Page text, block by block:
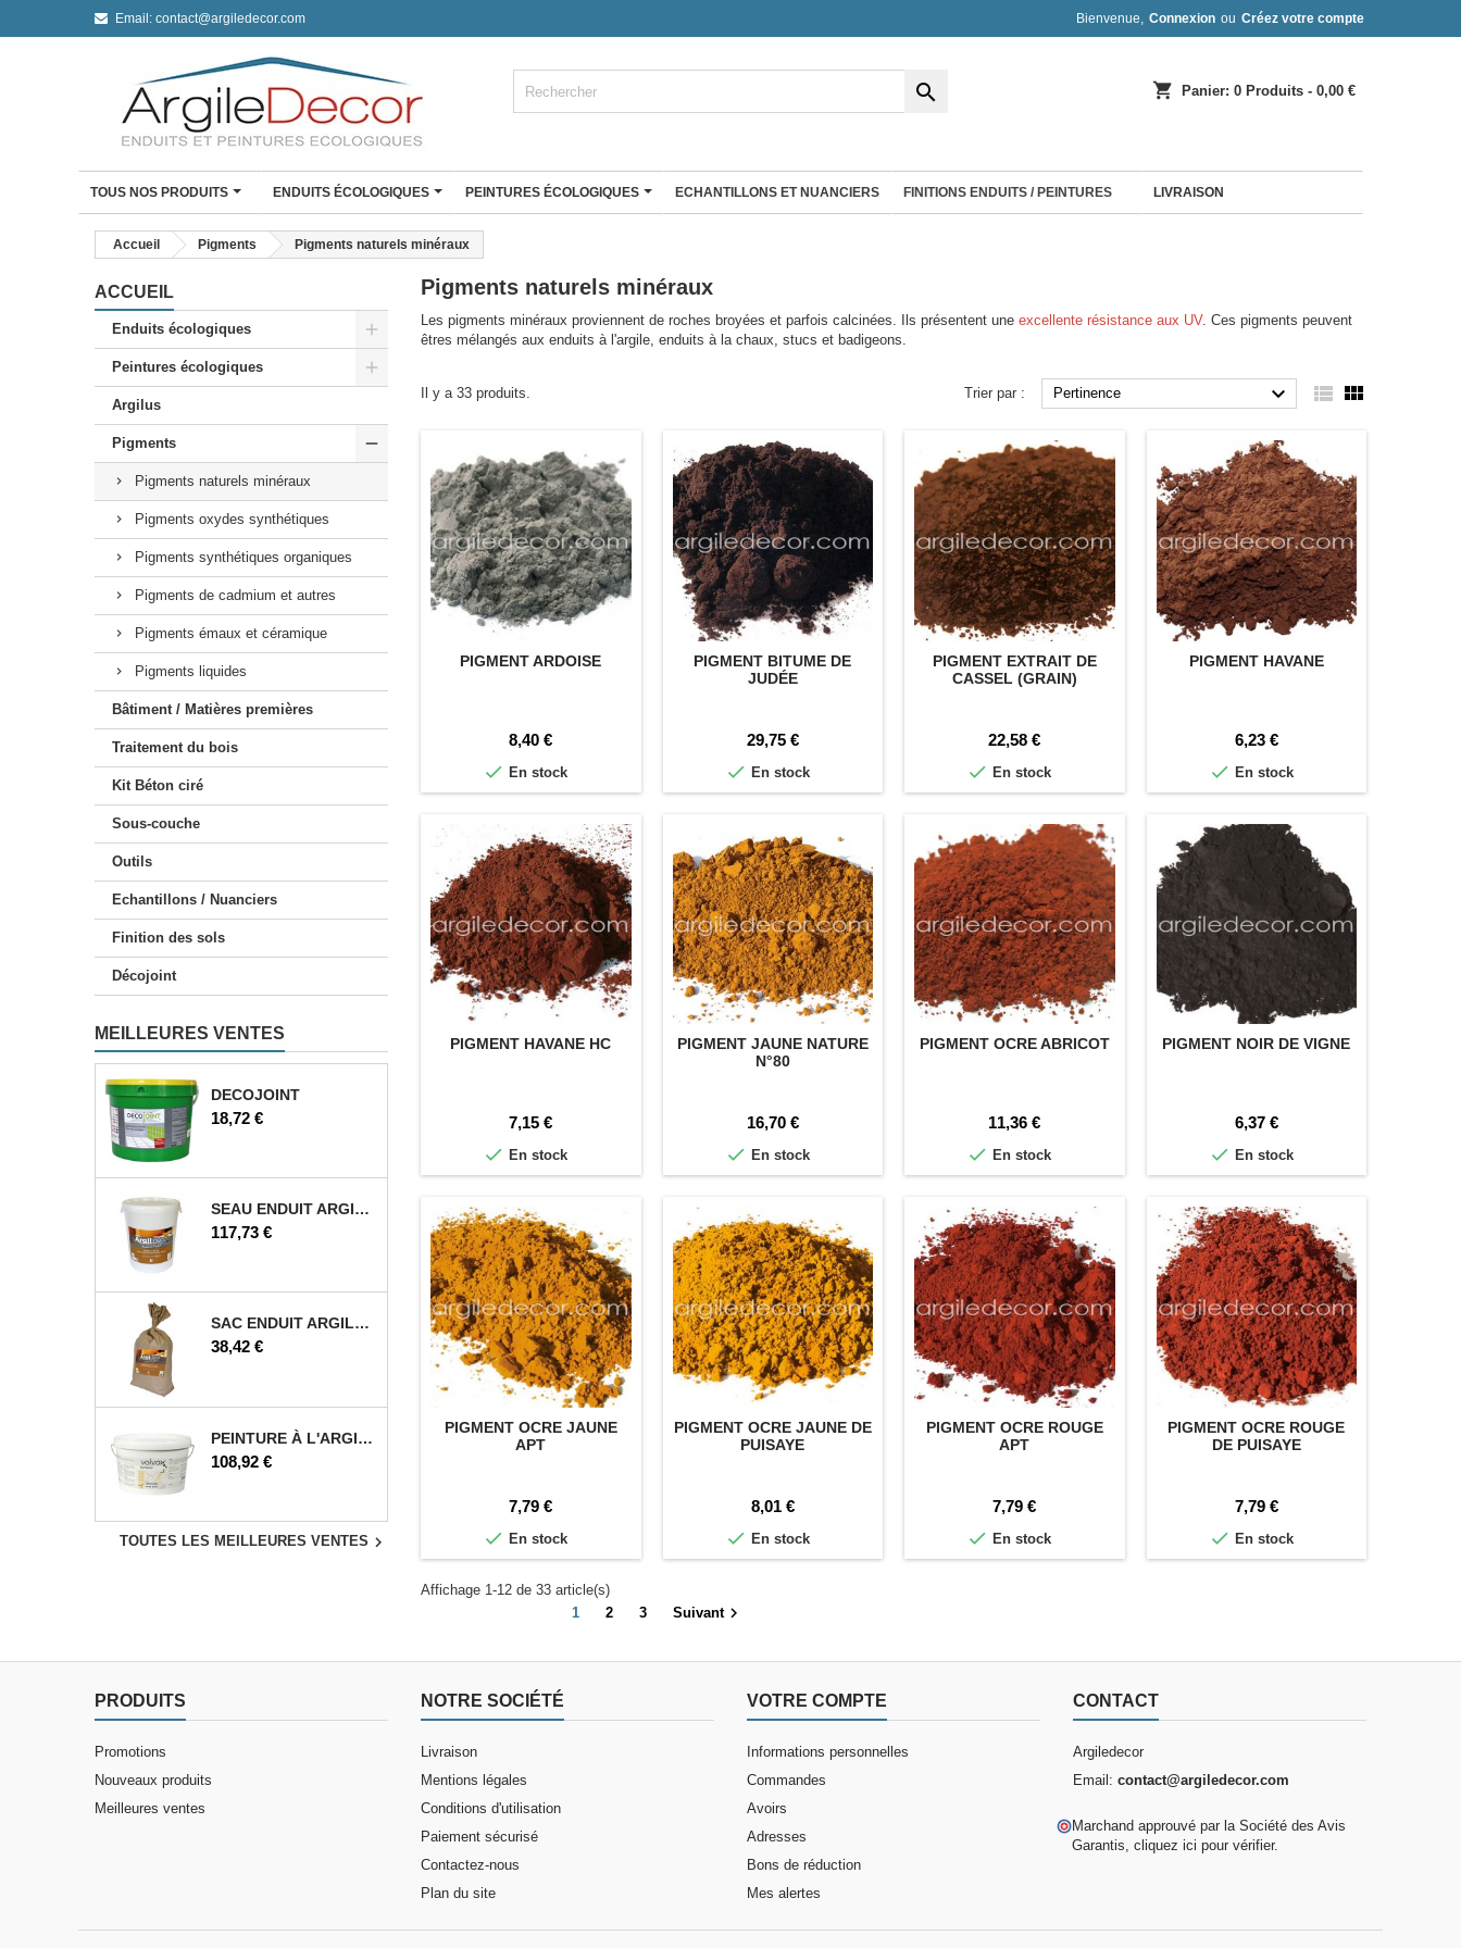
Email: contact@argiledecor.com Bienvenue, Connexion ou Créez votre compte
shopping_cart Panier: 0 Produits - 0,00 €

TOUS NOS PRODUITS
ENDUIT À L'ARGILE
Enduit à l'argile Argil Deco
Enduit fin à l'argile
Enduit monocouche à l'argile 25 Kg
Enduit monocouche à l'argile Big bag
CLAYSTONE BÉTON CIRÉ D'ARGILE
Mini Kit Claystone sols / plans de
Kit Claystone murs
Kit Claystone sols / plans de travail
Badistuc Déco
Badistuc à teinter
Badistuc Couleurs
Enduit éco nature
Enduit Natura'liège
ENDUITS ÉCOLOGIQUES PEINTURES ÉCOLOGIQUES ECHANTILLONS ET NUANCIERS FINITIONS ENDUITS / PEINTURES LIVRAISON
Accueil Pigments Pigments naturels minéraux
ACCUEIL
Enduits écologiques
Peintures écologiques
Argilus
Pigments
Pigments naturels minéraux
Pigments oxydes synthétiques
Pigments synthétiques organiques
Pigments de cadmium et autres
Pigments émaux et céramique
Pigments liquides
Bâtiment / Matières premières
Traitement du bois
Kit Béton ciré
Sous-couche
Outils
Echantillons / Nuanciers
Finition des sols
Décojoint
MEILLEURES VENTES
DECOJOINT
Prix
18,72 €
SEAU ENDUIT ARGILE 25 KG
Prix
117,73 €
SAC ENDUIT ARGILE 12,5 KG
Prix
38,42 €
PEINTURE À L'ARGILE 5 L
Prix
108,92 €
TOUTES LES MEILLEURES VENTES 
Pigments naturels minéraux
Les pigments minéraux proviennent de roches broyées et parfois calcinées. Ils présentent une excellente résistance aux UV. Ces pigments peuvent
êtres mélangés aux enduits à l'argile, enduits à la chaux, stucs et badigeons.
Il y a 33 produits. Trier par : Pertinence   
PIGMENT ARDOISE
Prix
8,40 €
 En stock
PIGMENT BITUME DE
JUDÉE
Prix
29,75 €
 En stock
PIGMENT EXTRAIT DE
CASSEL (GRAIN)
Prix
22,58 €
 En stock
PIGMENT HAVANE
Prix
6,23 €
 En stock
PIGMENT HAVANE HC
Prix
7,15 €
 En stock
PIGMENT JAUNE NATURE
N°80
Prix
16,70 €
 En stock
PIGMENT OCRE ABRICOT
Prix
11,36 €
 En stock
PIGMENT NOIR DE VIGNE
Prix
6,37 €
 En stock
PIGMENT OCRE JAUNE
APT
Prix
7,79 €
 En stock
PIGMENT OCRE JAUNE DE
PUISAYE
Prix
8,01 €
 En stock
PIGMENT OCRE ROUGE
APT
Prix
7,79 €
 En stock
PIGMENT OCRE ROUGE
DE PUISAYE
Prix
7,79 €
 En stock
Affichage 1-12 de 33 article(s)
1
2 3 Suivant
PRODUITS
Promotions
Nouveaux produits
Meilleures ventes
NOTRE SOCIÉTÉ
Livraison
Mentions légales
Conditions d'utilisation
Paiement sécurisé
Contactez-nous
Plan du site
VOTRE COMPTE
Informations personnelles
Commandes
Avoirs
Adresses
Bons de réduction
Mes alertes
CONTACT
Argiledecor
Email: contact@argiledecor.com
Marchand approuvé par la Société des Avis
Garantis, cliquez ici pour vérifier.